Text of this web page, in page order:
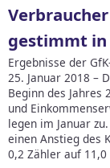
gestimmt in
Ergebnisse der
25. Januar 2018 –
Beginn des Jahres
und
legen im Januar
einen Anstieg des
0,2 Zähler auf 11,0